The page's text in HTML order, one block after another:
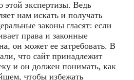
этой экспертизы. Ведь
нам искать и получать
законы гласят: если
права и законные
он может ее затребовать. В
что сайт принадлежит
и он должен понимать, как
чтобы избежать